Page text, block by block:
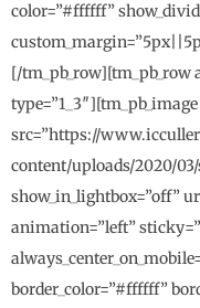
color=”#ffffff”
[/tm_pb_row][tm_pb_row
src=”https://
content/uploads/2020/
show_in_lightbox=”off”
animation=”left”
border_color=”#ffffff”